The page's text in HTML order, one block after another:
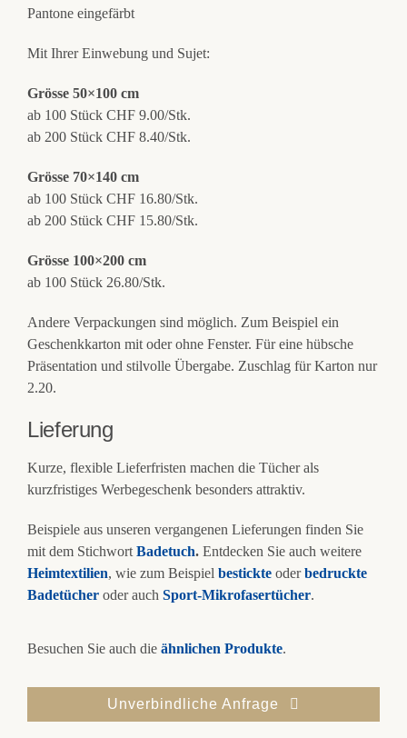
Pantone eingefärbt
Mit Ihrer Einwebung und Sujet:
Grösse 50×100 cm
ab 100 Stück CHF 9.00/Stk.
ab 200 Stück CHF 8.40/Stk.
Grösse 70×140 cm
ab 100 Stück CHF 16.80/Stk.
ab 200 Stück CHF 15.80/Stk.
Grösse 100×200 cm
ab 100 Stück 26.80/Stk.
Andere Verpackungen sind möglich. Zum Beispiel ein
Geschenkkarton mit oder ohne Fenster. Für eine hübsche
Präsentation und stilvolle Übergabe. Zuschlag für Karton nur
2.20.
Lieferung
Kurze, flexible Lieferfristen machen die Tücher als
kurzfristiges Werbegeschenk besonders attraktiv.
Beispiele aus unseren vergangenen Lieferungen finden Sie
mit dem Stichwort Badetuch. Entdecken Sie auch weitere
Heimtextilien, wie zum Beispiel bestickteoderbedruckte
Badetücheroder auch Sport-Mikrofasertücher.
Besuchen Sie auch die ähnlichen Produkte.
Unverbindliche Anfrage